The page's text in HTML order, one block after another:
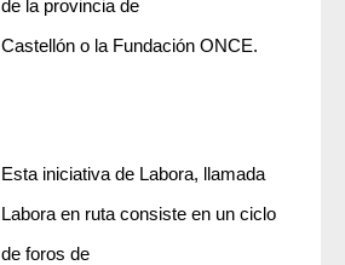
de la provincia de
Castellón o la Fundación ONCE.
Esta iniciativa de Labora, llamada
Labora en ruta consiste en un ciclo
de foros de